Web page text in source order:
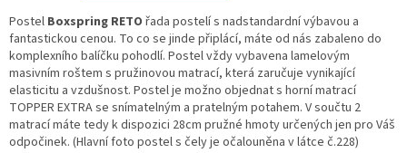
Postel Boxspring RETO řada postelí s nadstandardní výbavou a
fantastickou cenou. To co se jinde připlácí, máte od nás zabaleno do
komplexního balíčku pohodlí. Postel vždy vybavena lamelovým
masivním roštem s pružinovou matrací, která zaručuje vynikající
elasticitu a vzdušnost. Postel je možno objednat s horní matrací
TOPPER EXTRA se snímatelným a pratelným potahem. V součtu 2
matrací máte tedy k dispozici 28cm pružné hmoty určených jen pro Váš
odpočinek. (Hlavní foto postel s čely je očalouněna v látce č.228)